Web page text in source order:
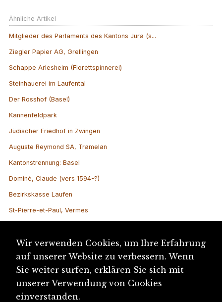
Ähnliche Artikel
Mitglieder des Parlaments des Kantons Jura (s...
Ziegler Papier AG, Grellingen
Schappe Arlesheim (Florettspinnerei)
Steinhauerei im Laufental
Der Rosshof (Basel)
Kannenfeldpark
Jüdischer Friedhof in Zwingen
Auguste Reymond SA, Tramelan
Kantonstrennung: Basel
Dominé, Claude (vers 1594-?)
Bezirkskasse Laufen
St-Pierre-et-Paul, Vermes
Wir verwenden Cookies, um Ihre Erfahrung
auf unserer Website zu verbessern. Wenn
Sie weiter surfen, erklären Sie sich mit
unserer Verwendung von Cookies
einverstanden.